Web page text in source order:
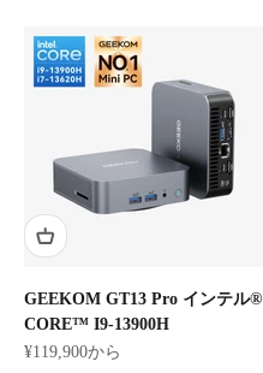
GEEKOM GT13 Pro インテル®
CORE™ I9-13900H
セール価格
¥119,900から